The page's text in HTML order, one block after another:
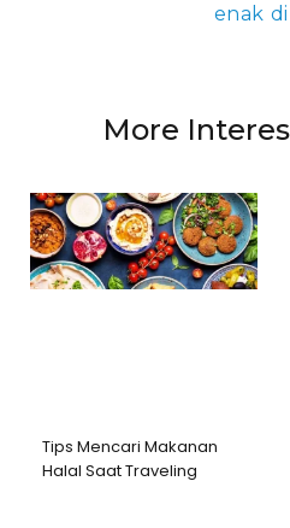
enak
More
Tips Mencari Makanan
Halal Saat Traveling